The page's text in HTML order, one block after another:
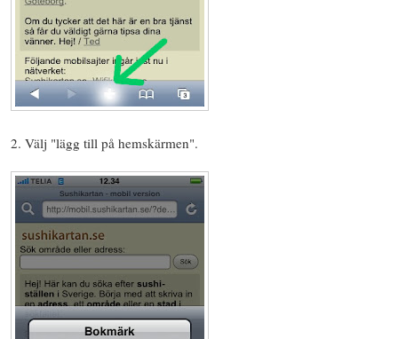
2. Välj "lägg till på hemskärmen".